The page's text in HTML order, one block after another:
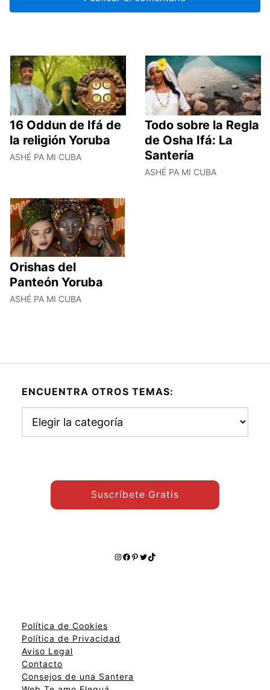
16 Oddun de Ifá de
la religión Yoruba
ASHÉ PA MI CUBA
Todo sobre la Regla
de Osha Ifá: La
Santería
ASHÉ PA MI CUBA
Orishas del
Panteón Yoruba
ASHÉ PA MI CUBA
ENCUENTRA OTROS TEMAS:
otros
Suscríbete Gratis
Instagram
Facebook
Pinterest
Twitter
TikTok
Política de Cookies
Política de Privacidad
Aviso Legal
Contacto
Consejos de una Santera